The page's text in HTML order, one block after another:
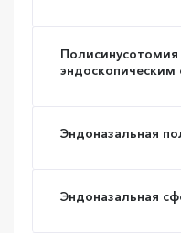
Эндоназальная
Эндоназальная